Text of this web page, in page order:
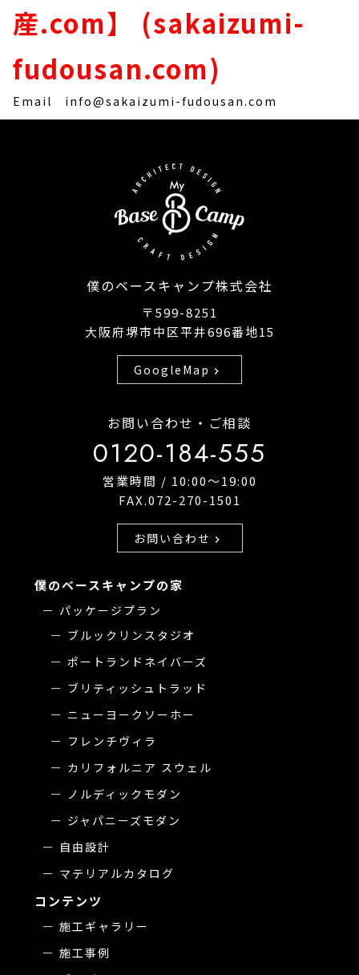
産.com】 (sakaizumi-
fudousan.com)
Email info@sakaizumi-fudousan.com
僕のベースキャンプ株式会社
〒599-8251
大阪府堺市中区平井696番地15
GoogleMap chevron_right
お問い合わせ・ご相談
0120-184-555
営業時間 / 10:00〜19:00
FAX.072-270-1501
お問い合わせ chevron_right
僕のベースキャンプの家
パッケージプラン
ブルックリンスタジオ
ポートランドネイバーズ
ブリティッシュトラッド
ニューヨークソーホー
フレンチヴィラ
カリフォルニア スウェル
ノルディックモダン
ジャパニーズモダン
自由設計
マテリアルカタログ
コンテンツ
施工ギャラリー
施工事例